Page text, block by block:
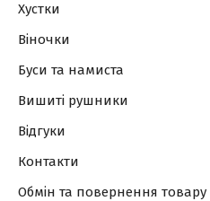
Хустки
Віночки
Буси та намиста
Вишиті рушники
Відгуки
Контакти
Обмін та повернення товару